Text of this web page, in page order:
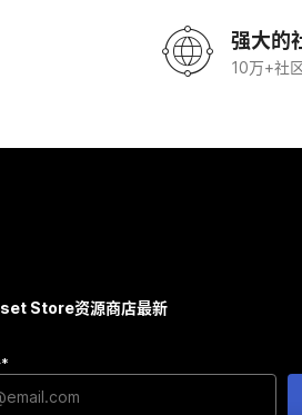
强大的
10万+社
Store资源商店最新
*